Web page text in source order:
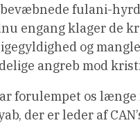
fulani-
engang klager de
og
angreb mod
forulempet os længe
der er leder af